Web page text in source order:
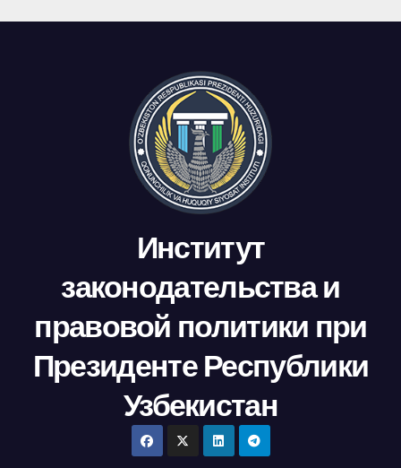
Институт
законодательства и
правовой политики при
Президенте Республики
Узбекистан